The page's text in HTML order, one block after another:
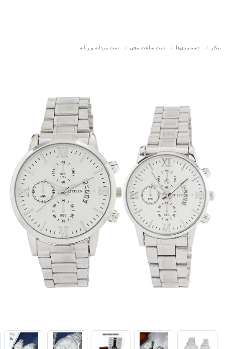
نیکاز / دسته‌بندی‌ها / ست ساعت مچی / ست مردانه و زنانه